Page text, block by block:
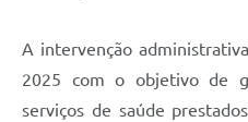
Arquivos para Download
Galeria de Vídeos
A intervenção
2025 com o objetivo de
serviços de saúde